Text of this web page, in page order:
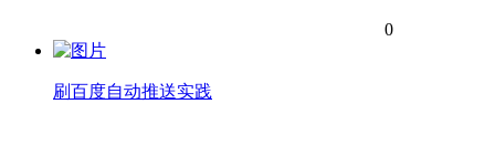
0
刷百度自动推送实践